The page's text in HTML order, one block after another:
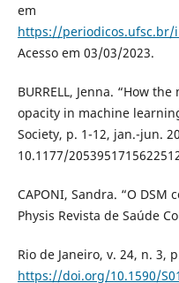
em
https://
Acesso em 03/03/2023.
BURRELL, Jenna. “How
opacity in machine
Society, p. 1-12, jan.-jun.
10.1177/
CAPONI, Sandra. “O DSM
Physis Revista de Saúde
Rio de Janeiro, v. 24, n. 3,
https://doi.org/10.1590/